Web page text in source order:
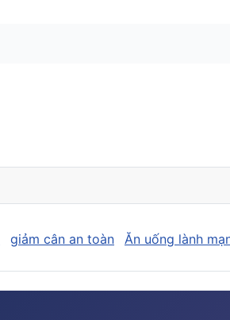
giảm cân an toàn Ăn uống lành